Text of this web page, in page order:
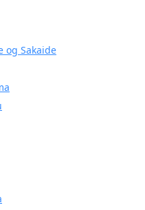
og Sakaide